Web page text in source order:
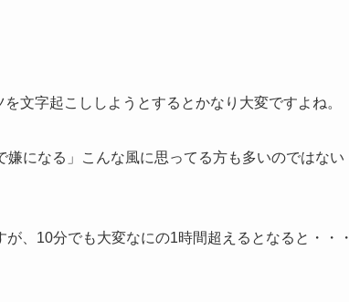
文字起こししようとするとかなり大変ですよね。
嫌になる」こんな風に思ってる方も多いのではない
、10分でも大変なにの1時間超えるとなると・・・